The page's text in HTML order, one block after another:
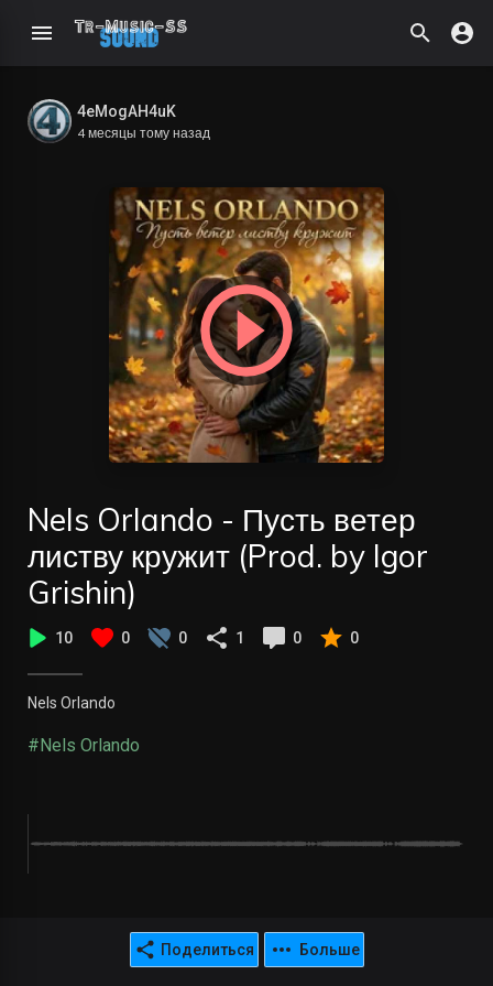
4eMogAH4uK
4 месяцы тому назад
Nels Orlando - Пусть ветер
листву кружит (Prod. by Igor
Grishin)
10 0 0 1 0 0
Nels Orlando
#Nels Orlando
Поделиться Больше